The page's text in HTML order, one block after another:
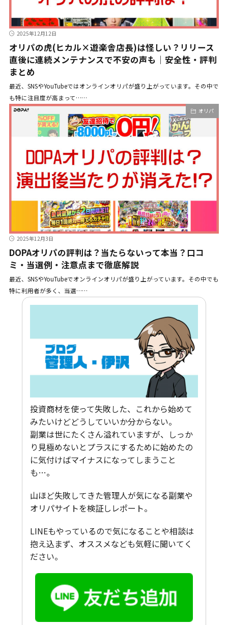
2025年12月12日
オリパの虎(ヒカル×遊楽舎店長)は怪しい？リリース
直後に連続メンテナンスで不安の声も｜安全性・評判
まとめ
最近、SNSやYouTubeではオンラインオリパが盛り上がっています。その中で
も特に注目度が高まって……
オリパ
2025年12月3日
DOPAオリパの評判は？当たらないって本当？口コ
ミ・当選例・注意点まで徹底解説
最近、SNSやYouTubeでオンラインオリパが盛り上がっています。その中でも
特に利用者が多く、当選……
投資商材を使って失敗した、これから始めて
みたいけどどうしていいか分からない。
副業は世にたくさん溢れていますが、しっか
り見極めないとプラスにするために始めたの
に気付けばマイナスになってしまうこと
も…。
山ほど失敗してきた管理人が気になる副業や
オリパサイトを検証しレポート。
LINEもやっているので気になることや相談は
抱え込まず、オススメなども気軽に聞いてく
ださい。